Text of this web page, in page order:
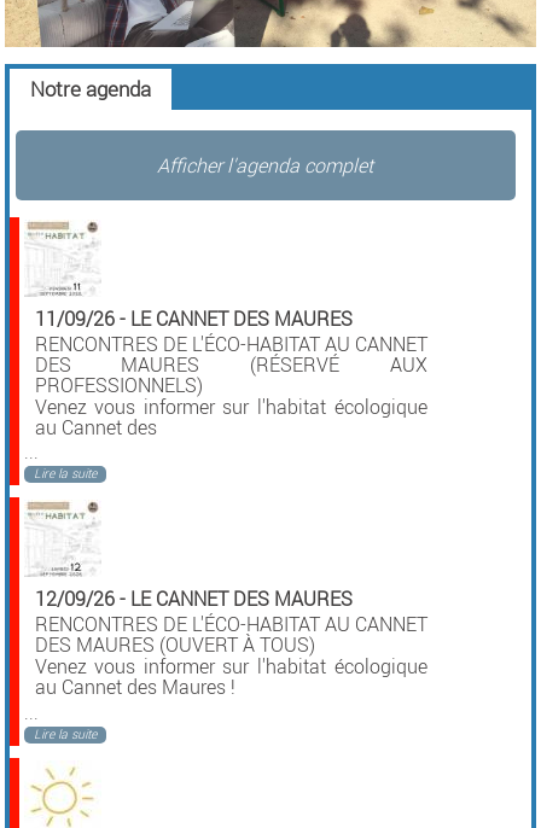
Notre agenda
Afficher l'agenda complet
11/09/26- LE CANNET DES MAURES
RENCONTRES DE L'ÉCO-HABITAT AU CANNET
DES MAURES (RÉSERVÉ AUX
PROFESSIONNELS)
Venez vous informer sur l'habitat écologique
au Cannet des
...
Lire la suite
12/09/26- LE CANNET DES MAURES
RENCONTRES DE L'ÉCO-HABITAT AU CANNET
DES MAURES (OUVERT À TOUS)
Venez vous informer sur l'habitat écologique
au Cannet des Maures !
Lire la suite